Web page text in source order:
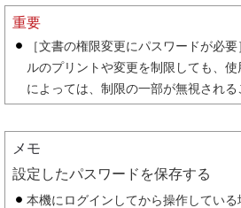
重要
［文書の権限変更にパスワードが必
ルのプリントや変更を制限しても、
によっては、制限の一部が無視される
メモ
設定したパスワードを保存する
本機にログインしてから操作してい